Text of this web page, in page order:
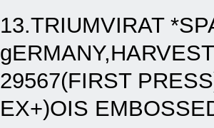
13.TRIUMVIRAT
29567(FIRST
EX+)OIS